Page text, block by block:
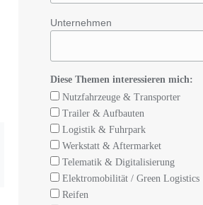
Unternehmen
Diese Themen interessieren mich:
Nutzfahrzeuge & Transporter
Trailer & Aufbauten
Logistik & Fuhrpark
Werkstatt & Aftermarket
Telematik & Digitalisierung
Elektromobilität / Green Logistics
Reifen